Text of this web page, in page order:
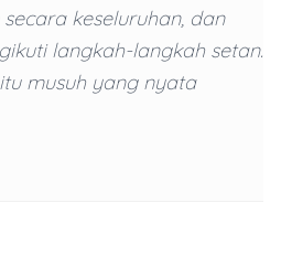
keseluruhan, dan
langkah-langkah setan.
musuh yang nyata